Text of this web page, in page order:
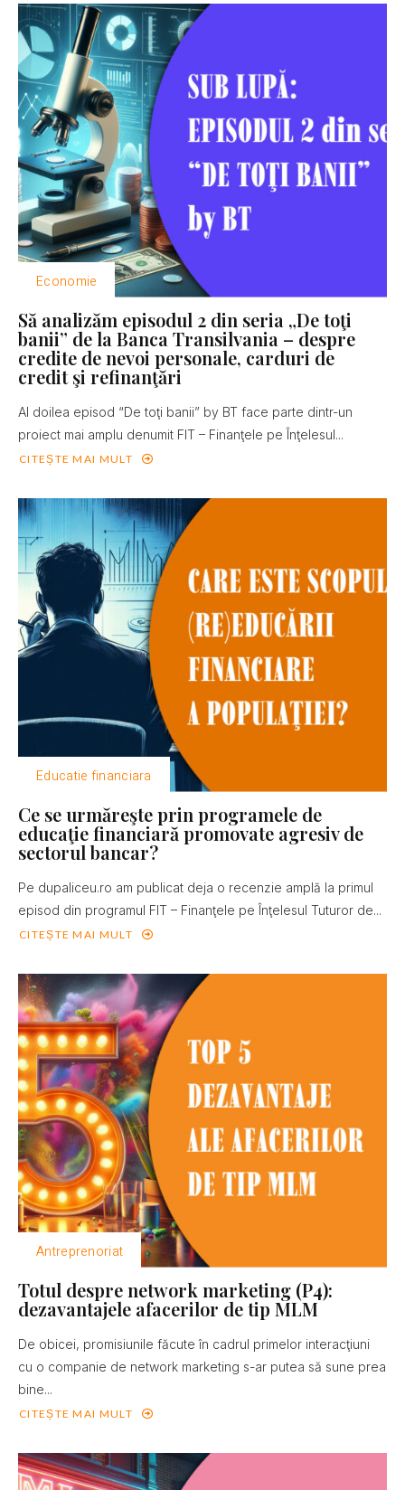
Economie
Să analizăm episodul 2 din seria „De toţi
banii” de la Banca Transilvania – despre
credite de nevoi personale, carduri de
credit şi refinanţări
Al doilea episod “De toţi banii” by BT face parte dintr-un
proiect mai amplu denumit FIT – Finanţele pe Înţelesul...
CITEȘTE MAI MULT
Educatie financiara
Ce se urmăreşte prin programele de
educaţie financiară promovate agresiv de
sectorul bancar?
Pe dupaliceu.ro am publicat deja o recenzie amplă la primul
episod din programul FIT – Finanţele pe Înţelesul Tuturor de...
CITEȘTE MAI MULT
Antreprenoriat
Totul despre network marketing (P4):
dezavantajele afacerilor de tip MLM
De obicei, promisiunile făcute în cadrul primelor interacţiuni
cu o companie de network marketing s-ar putea să sune prea
bine...
CITEȘTE MAI MULT